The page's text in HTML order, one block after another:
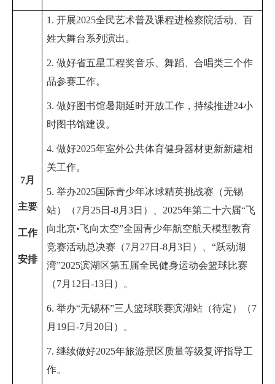
7月
主要
工作
安排
1. 开展2025全民艺术普及课程进检察院活动 、百
姓大舞台系列演出 。
2. 做好省五星工程奖音乐、舞蹈、合唱类三个作
品参赛工作。
3. 做好图书馆暑期延时开放工作，持续推进24小
时图书馆建设。
4. 做好2025年室外公共体育健身器材更新新建相
关工作。
5. 举办2025国际青少年冰球精英挑战赛（无锡
站）（7月 25日-8月3日）、 2025年第二十六届“飞
向北京•飞向太空”全国青少年航空航天模型教育
竞赛活动总决赛（7月 27日-8月3日 ）、“跃动湖
湾”2025滨湖区第五届全民健身运动会篮球比赛
（7月 12 日-13日 ）。
6. 举办“无锡杯”三人篮球联赛滨湖站（待定）（7
月 19日-7月20日 ）。
7. 继续做好2025年旅游景区质量等级复评指导工
作。